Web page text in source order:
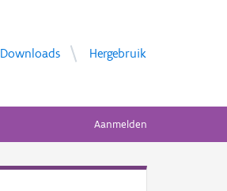
Downloads Hergebruik
Aanmelden